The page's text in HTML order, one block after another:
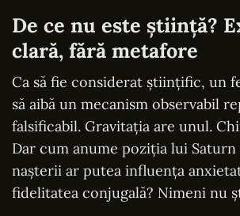
De ce nu este știință?
clară, fără metafore
Ca să fie considerat științific, un
să aibă un mecanism observabil
falsificabil. Gravitația are unul.
Dar cum anume poziția lui
nașterii ar putea influența
fidelitatea conjugală? Nimeni nu